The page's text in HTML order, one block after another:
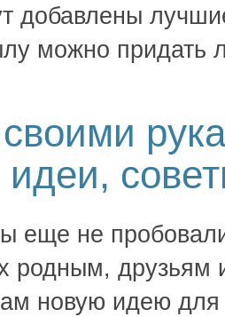
добавлены
можно придать
идеи,
еще не
родным, друзьям
новую идею для